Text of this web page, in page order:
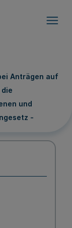
Anträgen auf
und
-